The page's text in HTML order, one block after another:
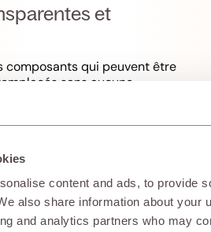
content and ads, to provide
also share information about your
and analytics partners who may
et
composants qui peuvent être
sans aucune
distribuées au lieu
à grande